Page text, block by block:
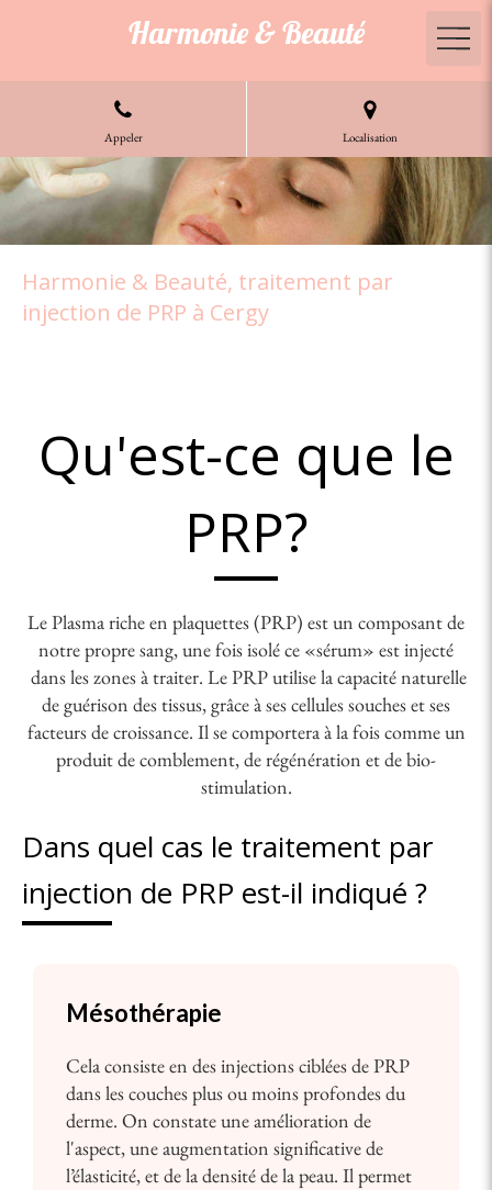
Harmonie & Beauté
Appeler Localisation
Harmonie & Beauté, traitement par
injection de PRP à Cergy
Qu'est-ce que le
PRP?
Le Plasma riche en plaquettes (PRP) est un composant de
notre propre sang, une fois isolé ce «sérum» est injecté
dans les zones à traiter. Le PRP utilise la capacité naturelle
de guérison des tissus, grâce à ses cellules souches et ses
facteurs de croissance. Il se comportera à la fois comme un
produit de comblement, de régénération et de bio-
stimulation.
Dans quel cas le traitement par
injection de PRP est-il indiqué ?
Mésothérapie
Cela consiste en des injections ciblées de PRP
dans les couches plus ou moins profondes du
derme. On constate une amélioration de
l'aspect, une augmentation significative de
l’élasticité, et de la densité de la peau. Il permet